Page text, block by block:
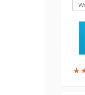
★
★